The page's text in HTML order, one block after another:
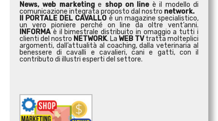
News, web marketinge shop on line è il modello di
comunicazione integrata proposto dal nostro network.
Il PORTALE DEL CAVALLO è un magazine specialistico,
un vero pioniere perché on line da oltre vent’anni.
INFORMA è il bimestrale distribuito in omaggio a tutti i
clienti del nostro NETWORK. La WEB TVtratta molteplici
argomenti, dall’attualità al coaching, dalla veterinaria al
benessere di cavalli e cavalieri, cani e gatti, con il
contributo di illustri esperti del settore.